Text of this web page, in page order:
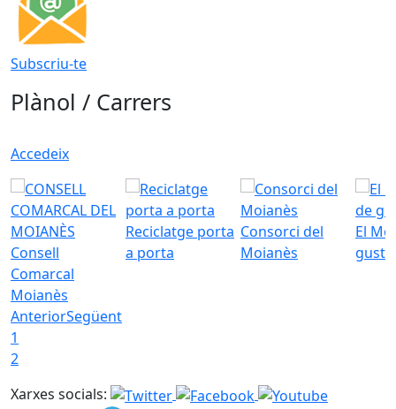
Subscriu-te
Plànol / Carrers
Accedeix
Consell
Comarcal
Moianès
Reciclatge porta
a porta
Consorci del
Moianès
El
gust
AnteriorSegüent
1
2
Xarxes socials: